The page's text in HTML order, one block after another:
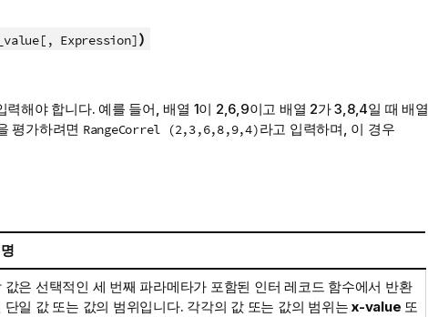
Expression])
력해야 합니다. 예를 들어, 배열 1이 2,6,9이고 배열 2가 3,8,4일 때 배열
평가하려면 RangeCorrel (2,3,6,8,9,4)라고 입력하며, 이 경우
값은 선택적인 세 번째 파라메타가 포함된 인터 레코드 함수에서 반환
단일 값 또는 값의 범위입니다. 각각의 값 또는 값의 범위는 x-value 또